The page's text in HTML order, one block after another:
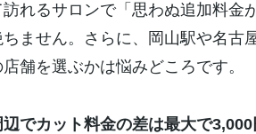
れるサロンで「思わぬ追加料金
ません。さらに、岡山駅や名古
舗を選ぶかは悩みどころです。
でカット料金の差は最大で